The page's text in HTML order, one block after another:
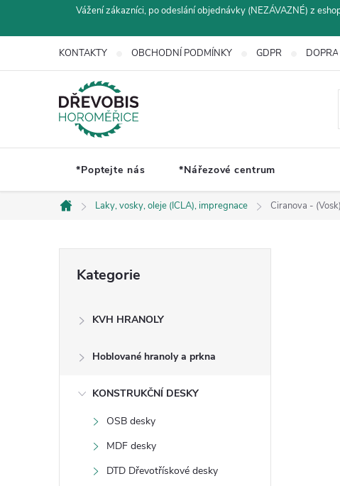
Vážení zákazníci, po odeslání objednávky (NEZÁVAZNÉ) z
KONTAKTY OBCHODNÍ PODMÍNKY GDPR
*Poptejte nás *Nářezové centrum
Domů
Laky, vosky, oleje (ICLA), impregnace Ciranova -
kategorie
Kategorie
KVH HRANOLY
Hoblované hranoly a prkna
KONSTRUKČNÍ DESKY
OSB desky
MDF desky
DTD Dřevotřískové desky